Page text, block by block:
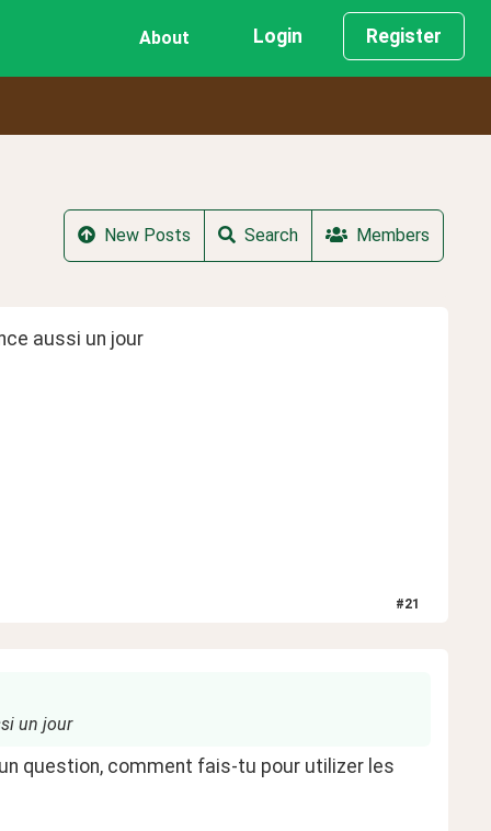
About Login Register
New Posts Search Members
aussi un jour
#21
un jour
question, comment fais-tu pour utilizer les